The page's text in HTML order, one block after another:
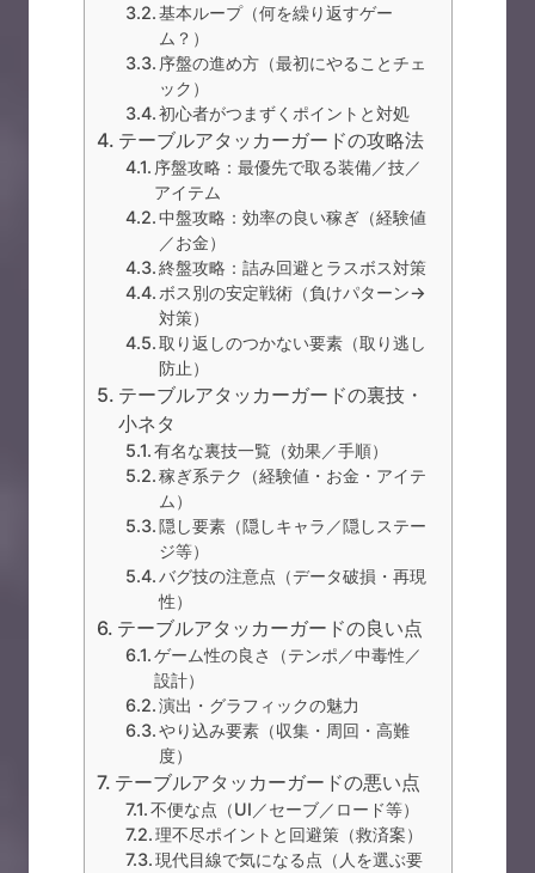
基本ループ（何を繰り返すゲー
ム？）
序盤の進め方（最初にやることチェ
ック）
初心者がつまずくポイントと対処
テーブルアタッカーガードの攻略法
序盤攻略：最優先で取る装備／技／
アイテム
中盤攻略：効率の良い稼ぎ（経験値
／お金）
終盤攻略：詰み回避とラスボス対策
ボス別の安定戦術（負けパターン→
対策）
取り返しのつかない要素（取り逃し
防止）
テーブルアタッカーガードの裏技・
小ネタ
有名な裏技一覧（効果／手順）
稼ぎ系テク（経験値・お金・アイテ
ム）
隠し要素（隠しキャラ／隠しステー
ジ等）
バグ技の注意点（データ破損・再現
性）
テーブルアタッカーガードの良い点
ゲーム性の良さ（テンポ／中毒性／
設計）
演出・グラフィックの魅力
やり込み要素（収集・周回・高難
度）
テーブルアタッカーガードの悪い点
不便な点（UI／セーブ／ロード等）
理不尽ポイントと回避策（救済案）
現代目線で気になる点（人を選ぶ要